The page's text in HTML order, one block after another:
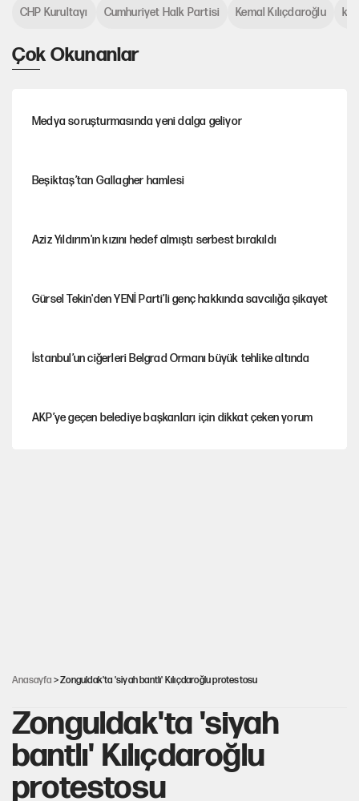
Çok Okunanlar
Medya soruşturmasında yeni dalga geliyor
Beşiktaş’tan Gallagher hamlesi
Aziz Yıldırım'ın kızını hedef almıştı serbest bırakıldı
Gürsel Tekin'den YENİ Parti’li genç hakkında savcılığa şikayet
İstanbul’un ciğerleri Belgrad Ormanı büyük tehlike altında
AKP’ye geçen belediye başkanları için dikkat çeken yorum
CHP Kurultayı Cumhuriyet Halk Partisi Kemal Kılıçdaroğlu
Anasayfa > Zonguldak'ta 'siyah bantlı' Kılıçdaroğlu protestosu
Zonguldak'ta 'siyah
bantlı' Kılıçdaroğlu
protestosu